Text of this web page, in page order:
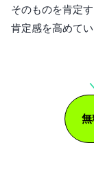
そのものを肯定
肯定感を高めて